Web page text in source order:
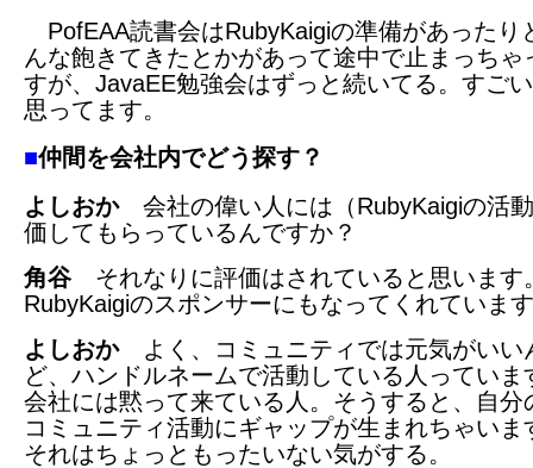
PofEAA読書会はRubyKaigiの準備があったり
んな飽きてきたとかがあって途中で止まっちゃ
すが、JavaEE勉強会はずっと続いてる。すご
思ってます。
■仲間を会社内でどう探す？
よしおか会社の偉い人には（RubyKaigiの活
価してもらっているんですか？
角谷それなりに評価はされていると思います
RubyKaigiのスポンサーにもなってくれていま
よしおかよく、コミュニティでは元気がいい
ど、ハンドルネームで活動している人っていま
会社には黙って来ている人。そうすると、自分
コミュニティ活動にギャップが生まれちゃいま
それはちょっともったいない気がする。